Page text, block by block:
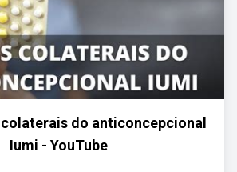
do anticoncepcional
Iumi - YouTube